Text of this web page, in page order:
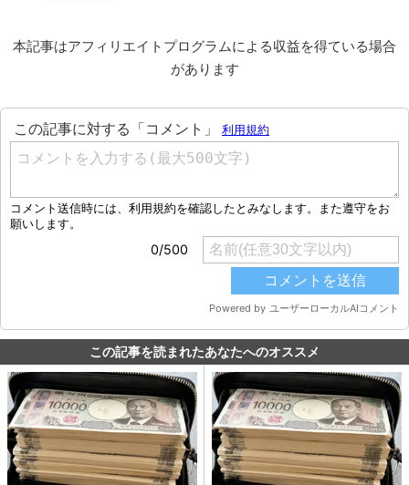
本記事はアフィリエイトプログラムによる収益を得ている場合
があります
この記事を読まれたあなたへのオススメ